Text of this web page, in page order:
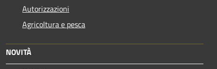
Autorizzazioni
Agricoltura e pesca
NOVITÀ